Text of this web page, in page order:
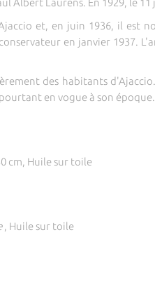
Albert Laurens. En 1929, le
et, en juin 1936, il est
en janvier 1937.
des habitants
en vogue à son époque.
cm, Huile sur toile
, Huile sur toile